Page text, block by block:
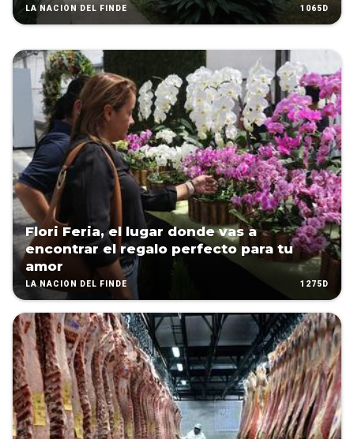
LA NACIÓN DEL FINDE 1065D
Flori Feria, el lugar donde vas a
encontrar el regalo perfecto para tu
amor
LA NACIÓN DEL FINDE 1275D